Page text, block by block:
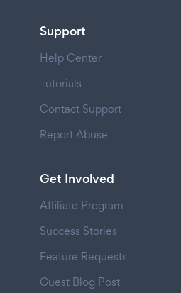
Support
Help Center
Tutorials
Contact Support
Report Abuse
Get Involved
Affiliate Program
Success Stories
Feature Requests
Guest Blog Post